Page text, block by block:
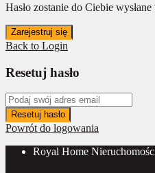
Hasło zostanie do Ciebie
Zarejestruj się
Back to Login
Resetuj hasło
Resetuj hasło
Powrót do logowania
Royal Home